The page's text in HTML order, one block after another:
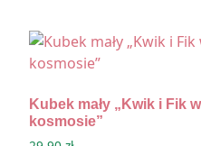
Kubek mały „Kwik i Fik w
kosmosie”